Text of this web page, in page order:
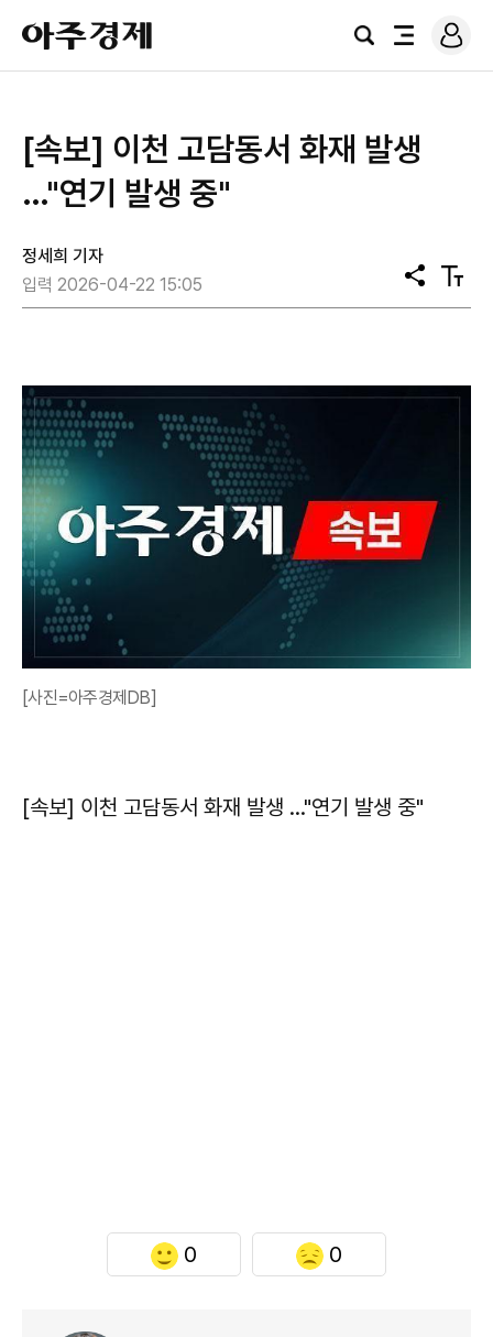
아
주
경
검
전
로
그
[속보] 이천 고담동서 화재 발생
…"연기 발생 중"
정세희 기자
입력 2026-04-22 15:05
공
유
텍
스
[사진=아주경제DB]
[속보] 이천 고담동서 화재 발생 …"연기 발생 중"
0 0